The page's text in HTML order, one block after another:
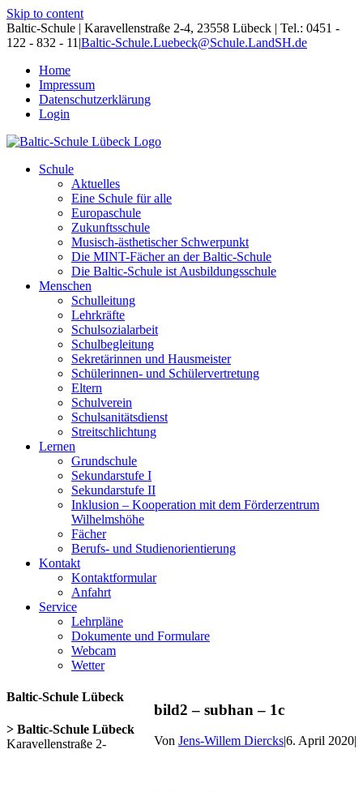
Skip to content
Baltic-Schule | Karavellenstraße 2-4, 23558 Lübeck | Tel.: 0451 -
122 - 832 - 11 |Baltic-Schule.Luebeck@Schule.LandSH.de
Home
Impressum
Datenschutzerklärung
Login
Schule
Aktuelles
Eine Schule für alle
Europaschule
Zukunftsschule
Musisch-ästhetischer Schwerpunkt
Die MINT-Fächer an der Baltic-Schule
Die Baltic-Schule ist Ausbildungsschule
Menschen
Schulleitung
Lehrkräfte
Schulsozialarbeit
Schulbegleitung
Sekretärinnen und Hausmeister
Schülerinnen- und Schülervertretung
Eltern
Schulverein
Schulsanitätsdienst
Streitschlichtung
Lernen
Grundschule
Sekundarstufe I
Sekundarstufe II
Inklusion – Kooperation mit dem Förderzentrum
Wilhelmshöhe
Fächer
Berufs- und Studienorientierung
Kontakt
Kontaktformular
Anfahrt
Service
Lehrpläne
Dokumente und Formulare
Webcam
Wetter
bild2 – subhan – 1c
Von Jens-Willem Diercks|6. April 2020|
Baltic-Schule Lübeck
> Baltic-Schule Lübeck
Karavellenstraße 2-